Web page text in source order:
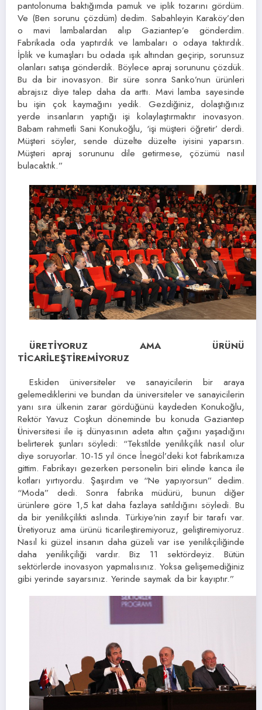
pantolonuma baktığımda pamuk ve iplik tozarını gördüm.
Ve (Ben sorunu çözdüm) dedim. Sabahleyin Karaköy’den
o mavi lambalardan alıp Gaziantep’e gönderdim.
Fabrikada oda yaptırdık ve lambaları o odaya taktırdık.
İplik ve kumaşları bu odada ışık altından geçirip, sorunsuz
olanları satışa gönderdik. Böylece apraj sorununu çözdük.
Bu da bir inovasyon. Bir süre sonra Sanko’nun ürünleri
abrajsız diye talep daha da arttı. Mavi lamba sayesinde
bu işin çok kaymağını yedik. Gezdiğiniz, dolaştığınız
yerde insanların yaptığı işi kolaylaştırmaktır inovasyon.
Babam rahmetli Sani Konukoğlu, ‘işi müşteri öğretir’ derdi.
Müşteri söyler, sende düzelte düzelte iyisini yaparsın.
Müşteri apraj sorununu dile getirmese, çözümü nasıl
bulacaktık.”
ÜRETİYORUZ AMA ÜRÜNÜ
TİCARİLEŞTİREMİYORUZ
Eskiden üniversiteler ve sanayicilerin bir araya
gelemediklerini ve bundan da üniversiteler ve sanayicilerin
yanı sıra ülkenin zarar gördüğünü kaydeden Konukoğlu,
Rektör Yavuz Coşkun döneminde bu konuda Gaziantep
Üniversitesi ile iş dünyasının adeta altın çağını yaşadığını
belirterek şunları söyledi: “Tekstilde yenilikçilik nasıl olur
diye soruyorlar. 10-15 yıl önce İnegöl’deki kot fabrikamıza
gittim. Fabrikayı gezerken personelin biri elinde kanca ile
kotları yırtıyordu. Şaşırdım ve “Ne yapıyorsun” dedim.
“Moda” dedi. Sonra fabrika müdürü, bunun diğer
ürünlere göre 1,5 kat daha fazlaya satıldığını söyledi. Bu
da bir yenilikçilikti aslında. Türkiye’nin zayıf bir tarafı var.
Üretiyoruz ama ürünü ticarileştiremiyoruz, geliştiremiyoruz.
Nasıl ki güzel insanın daha güzeli var ise yenilikçiliğinde
daha yenilikçiliği vardır. Biz 11 sektördeyiz. Bütün
sektörlerde inovasyon yapmalısınız. Yoksa gelişemediğiniz
gibi yerinde sayarsınız. Yerinde saymak da bir kayıptır.”